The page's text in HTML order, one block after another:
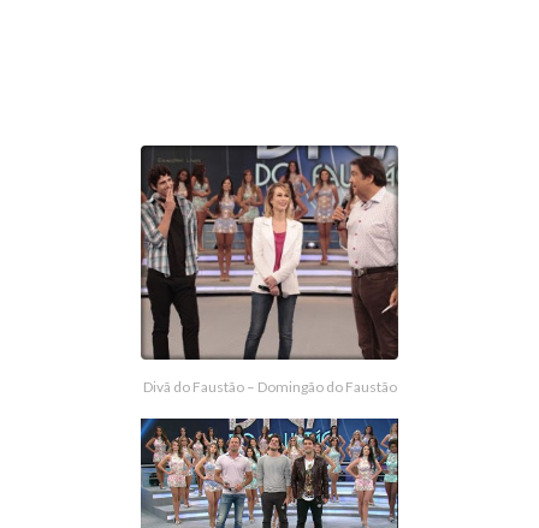
Divã do Faustão – Domingão do Faustão